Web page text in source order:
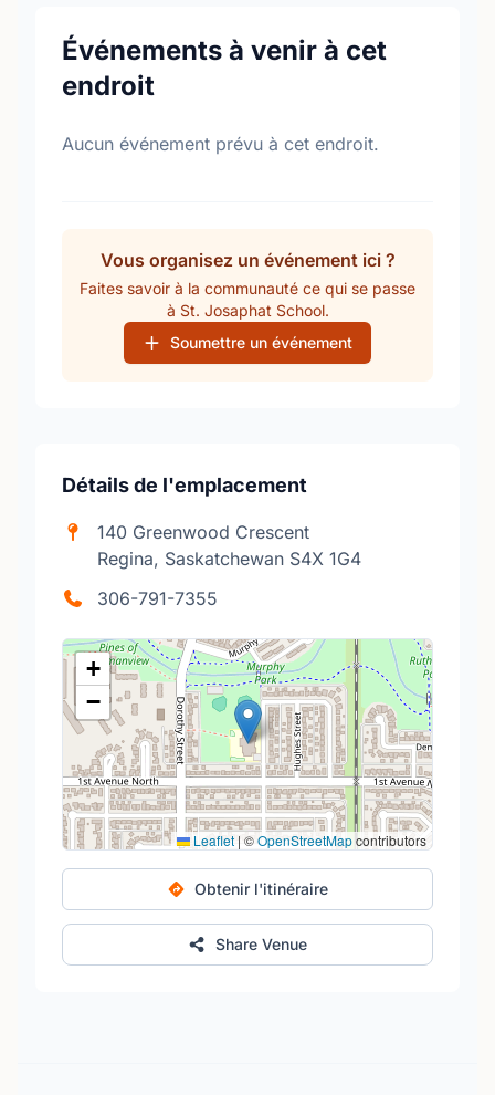
Événements à venir à cet
endroit
Aucun événement prévu à cet endroit.
Vous organisez un événement ici ?
Faites savoir à la communauté ce qui se passe
à St. Josaphat School.
Soumettre un événement
Détails de l'emplacement
140 Greenwood Crescent
Regina, Saskatchewan S4X 1G4
306-791-7355
+
−
Leaflet | ©OpenStreetMapcontributors
Obtenir l'itinéraire
Share Venue